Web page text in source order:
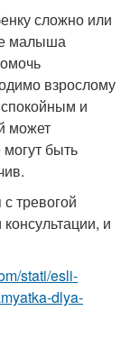
сложно или
малыша
взрослому
и
может
быть
тревогой
и
stati/esli-
dlya-